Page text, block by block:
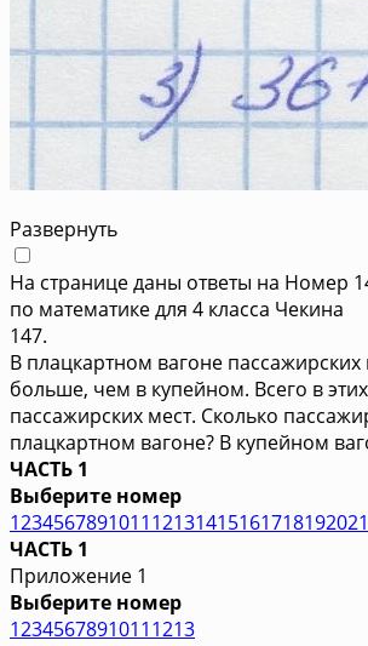
Развернуть
На странице даны ответы на Номер
по математике для 4 класса Чекина
147.
В плацкартном вагоне пассажирских
больше, чем в купейном. Всего в
пассажирских мест. Сколько
плацкартном вагоне? В купейном
ЧАСТЬ 1
Выберите номер
123456789101112131415161718192021
ЧАСТЬ 1
Приложение 1
Выберите номер
12345678910111213